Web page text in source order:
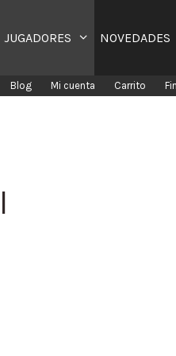
JUGADORES NOVEDADES
Blog Mi cuenta Carrito